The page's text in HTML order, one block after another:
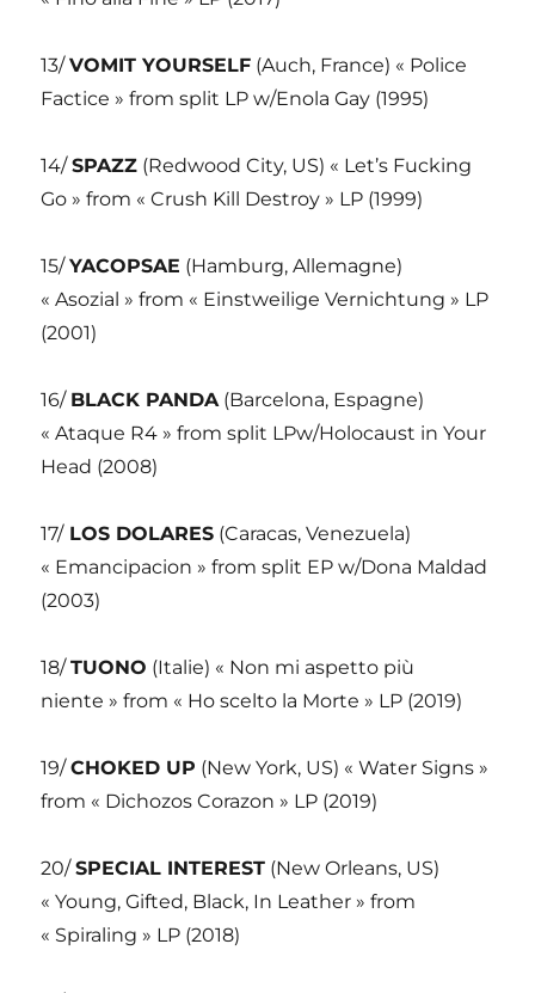
13/VOMIT YOURSELF (Auch, France) « Police
Factice » from split LP w/Enola Gay (1995)
14/SPAZZ (Redwood City, US) « Let’s Fucking
Go » from « Crush Kill Destroy » LP (1999)
15/YACOPSAE (Hamburg, Allemagne)
« Asozial » from « Einstweilige Vernichtung » LP
(2001)
16/ BLACK PANDA(Barcelona, Espagne)
« Ataque R4 » from split LPw/Holocaust in Your
Head (2008)
17/LOS DOLARES (Caracas, Venezuela)
« Emancipacion » from split EP w/Dona Maldad
(2003)
18/TUONO (Italie) « Non mi aspetto più
niente » from « Ho scelto la Morte » LP (2019)
19/CHOKED UP (New York, US) « Water Signs »
from « Dichozos Corazon » LP (2019)
20/SPECIAL INTEREST (New Orleans, US)
« Young, Gifted, Black, In Leather » from
« Spiraling » LP (2018)